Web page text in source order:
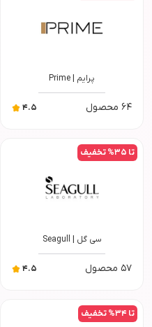
64 محصول 4.5
پرایم |
Prime
تا 35% تخفیف
57 محصول 4.5
سی گل |
Seagull
تا 34% تخفیف